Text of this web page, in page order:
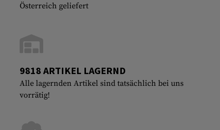
Österreich geliefert
9818 ARTIKEL LAGERND
Alle lagernden Artikel sind tatsächlich bei uns
vorrätig!